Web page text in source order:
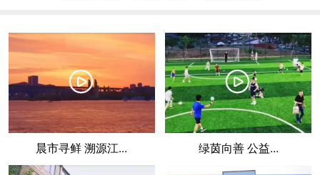
󰀛
晨市寻鲜 溯源江...
󰀛
绿茵向善 公益...